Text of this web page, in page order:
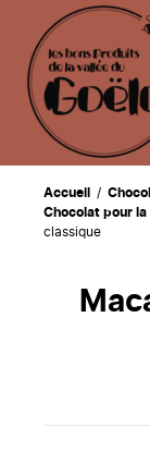
Accueil /
Chocolat pour
classique